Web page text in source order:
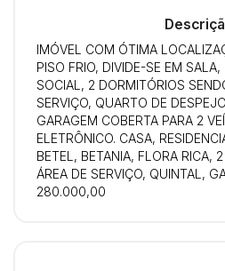
IMÓVEL COM ÓTIMA
PISO FRIO, DIVIDE-SE EM
SOCIAL, 2 DORMITÓRIOS
SERVIÇO, QUARTO DE
GARAGEM COBERTA PARA 2
ELETRÔNICO. CASA,
BETEL, BETANIA, FLORA RICA,
ÁREA DE SERVIÇO, QUINTAL,
280.000,00